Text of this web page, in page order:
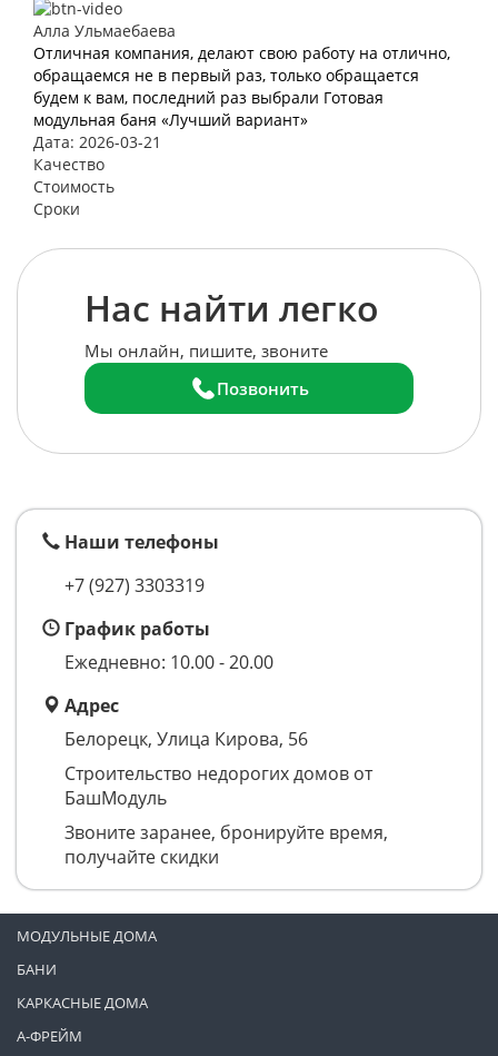
Алла Ульмаебаева
Отличная компания, делают свою работу на отлично,
обращаемся не в первый раз, только обращается
будем к вам, последний раз выбрали Готовая
модульная баня «Лучший вариант»
Дата: 2026-03-21
Качество
Стоимость
Сроки
Нас найти легко
Мы онлайн, пишите, звоните
Позвонить
Наши телефоны
+7 (927) 3303319
График работы
Ежедневно: 10.00 - 20.00
Адрес
Белорецк, Улица Кирова, 56
Строительство недорогих домов от
БашМодуль
Звоните заранее, бронируйте время,
получайте скидки
МОДУЛЬНЫЕ ДОМА
БАНИ
КАРКАСНЫЕ ДОМА
А-ФРЕЙМ